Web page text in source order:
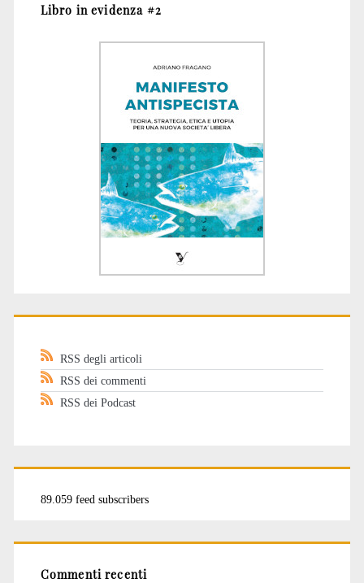
Libro in evidenza #2
RSS degli articoli
RSS dei commenti
RSS dei Podcast
89.059 feed subscribers
Commenti recenti